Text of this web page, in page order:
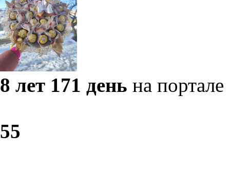
8 лет 171 день на портале
55